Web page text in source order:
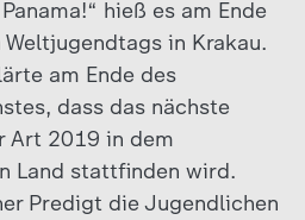
hieß es am Ende
in Krakau.
am Ende des
dass das nächste
Art 2019 in dem
Land stattfinden wird.
Predigt die Jugendlichen